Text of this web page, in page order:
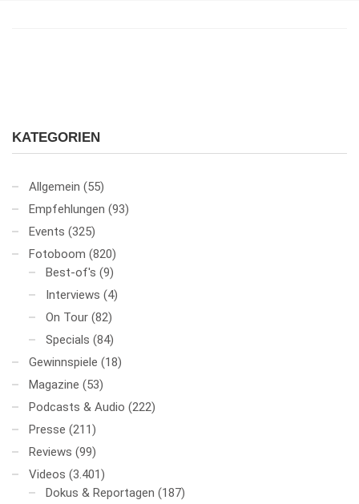
KATEGORIEN
Allgemein (55)
Empfehlungen (93)
Events (325)
Fotoboom (820)
Best-of's (9)
Interviews (4)
On Tour (82)
Specials (84)
Gewinnspiele (18)
Magazine (53)
Podcasts & Audio (222)
Presse (211)
Reviews (99)
Videos (3.401)
Dokus & Reportagen (187)